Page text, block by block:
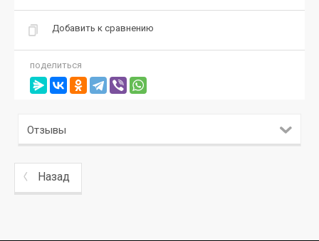
Добавить к сравнению
поделиться
Отзывы
Назад